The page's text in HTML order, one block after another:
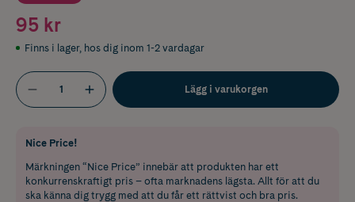
95 kr
Finns i lager, hos dig inom 1-2 vardagar
Lägg i varukorgen
Nice Price!
Märkningen “Nice Price” innebär att produkten har ett
konkurrenskraftigt pris – ofta marknadens lägsta. Allt för att du
ska känna dig trygg med att du får ett rättvist och bra pris.